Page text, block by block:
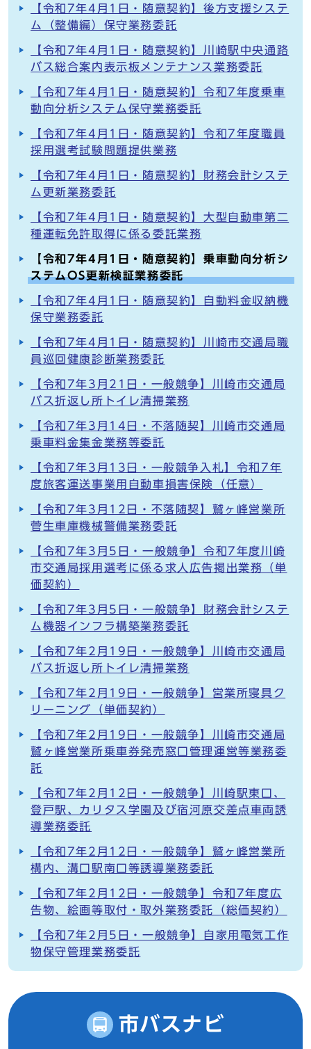
【令和7年4月1日・随意契約】後方支援システ
ム（整備編）保守業務委託
【令和7年4月1日・随意契約】川崎駅中央通路
バス総合案内表示板メンテナンス業務委託
【令和7年4月1日・随意契約】令和7年度乗車
動向分析システム保守業務委託
【令和7年4月1日・随意契約】令和7年度職員
採用選考試験問題提供業務
【令和7年4月1日・随意契約】財務会計システ
ム更新業務委託
【令和7年4月1日・随意契約】大型自動車第二
種運転免許取得に係る委託業務
【令和7年4月1日・随意契約】乗車動向分析シ
ステムOS更新検証業務委託
【令和7年4月1日・随意契約】自動料金収納機
保守業務委託
【令和7年4月1日・随意契約】川崎市交通局職
員巡回健康診断業務委託
【令和7年3月21日・一般競争】川崎市交通局
バス折返し所トイレ清掃業務
【令和7年3月14日・不落随契】川崎市交通局
乗車料金集金業務等委託
【令和7年3月13日・一般競争入札】令和7年
度旅客運送事業用自動車損害保険（任意）
【令和7年3月12日・不落随契】鷲ヶ峰営業所
菅生車庫機械警備業務委託
【令和7年3月5日・一般競争】令和7年度川崎
市交通局採用選考に係る求人広告掲出業務（単
価契約）
【令和7年3月5日・一般競争】財務会計システ
ム機器インフラ構築業務委託
【令和7年2月19日・一般競争】川崎市交通局
バス折返し所トイレ清掃業務
【令和7年2月19日・一般競争】営業所寝具ク
リーニング（単価契約）
【令和7年2月19日・一般競争】川崎市交通局
鷲ヶ峰営業所乗車券発売窓口管理運営等業務委
託
【令和7年2月12日・一般競争】川崎駅東口、
登戸駅、カリタス学園及び宿河原交差点車両誘
導業務委託
【令和7年2月12日・一般競争】鷲ヶ峰営業所
構内、溝口駅南口等誘導業務委託
【令和7年2月12日・一般競争】令和7年度広
告物、絵画等取付・取外業務委託（総価契約）
【令和7年2月5日・一般競争】自家用電気工作
物保守管理業務委託
市バスナビ